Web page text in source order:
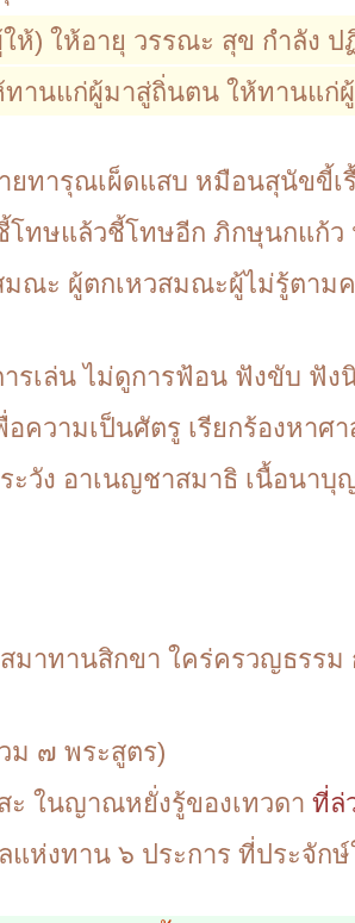
ห้) ให้อายุ วรรณะ สุข กำลัง
านแก่ผู้มาสู่ถิ่นตน ให้ทานแก่
ยทารุณเผ็ดแสบ หมือนสุนัขขี้
โทษแล้วชี้โทษอีก ภิกษุนกแก้
ณะ ผู้ตกเหวสมณะผู้ไม่รู้ตาม
รเล่น ไม่ดูการฟ้อน ฟังขับ ฟัง
อความเป็นศัตรู เรียกร้องหา
ระวัง อาเนญชาสมาธิ เนื้อนา
าทานสิกขา ใคร่ครวญธรรม
ม ๗ พระสูตร)
ในญาณหยั่งรู้ของเทวดา ที่ล่
ห่งทาน ๖ ประการ ที่ประจั